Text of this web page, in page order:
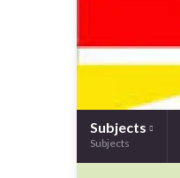
Subjects
Subjects